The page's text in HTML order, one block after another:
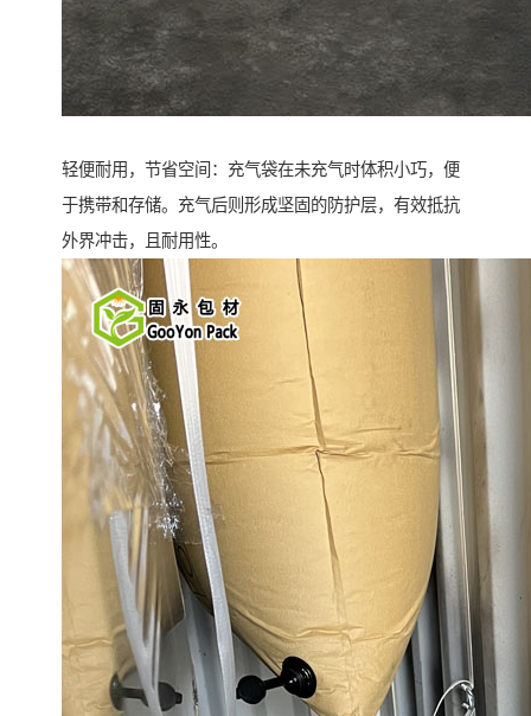
轻便耐用，节省空间：充气袋在未充气时体积小巧，便
于携带和存储。充气后则形成坚固的防护层，有效抵抗
外界冲击，且耐用性。